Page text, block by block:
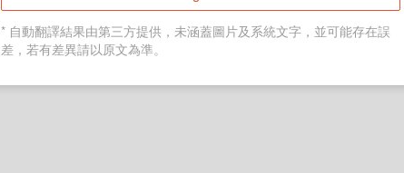
* 自動翻譯結果由第三方提供，未涵蓋圖片及系統文字，並可能存在誤
差，若有差異請以原文為準。